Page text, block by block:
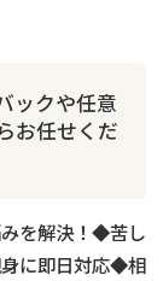
ックや任意
お任せくだ
を解決！◆苦し
に即日対応◆相